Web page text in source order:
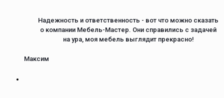
Надежность и ответственность - вот что можно сказать
о компании Мебель-Мастер. Они справились с задачей
на ура, моя мебель выглядит прекрасно!
Максим